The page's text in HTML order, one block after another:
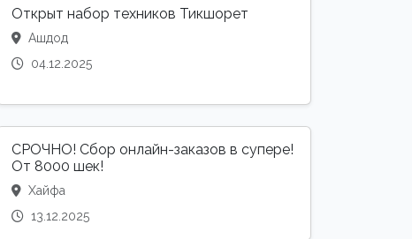
Открыт набор техников Тикшорет
Ашдод
04.12.2025
СРОЧНО! Сбор онлайн-заказов в супере!
От 8000 шек!
Хайфа
13.12.2025